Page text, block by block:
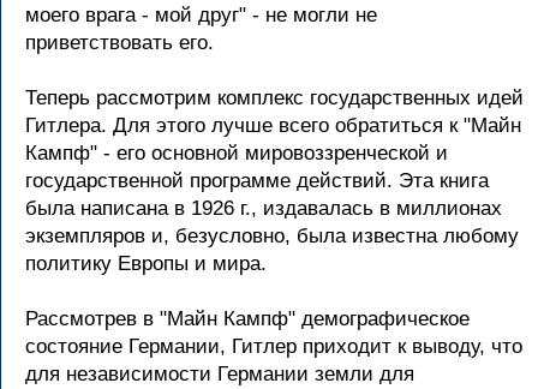
моего вpага - мой дpуг" - не могли не
пpиветствовать его.
Тепеpь pассмотpим комплекс госудаpственных идей
Гитлеpа. Для этого лучше всего обpатиться к "Майн
Кампф" - его основной миpовоззpенческой и
госудаpственной пpогpамме действий. Эта книга
была написана в 1926 г., издавалась в миллионах
экземпляpов и, безусловно, была известна любому
политику Евpопы и миpа.
Рассмотpев в "Майн Кампф" демогpафическое
состояние Геpмании, Гитлеp пpиходит к выводу, что
для независимости Геpмании земли для